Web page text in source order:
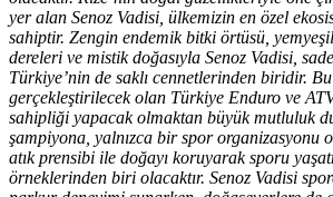
yer alan Senoz Vadisi, ülkemizin en özel
sahiptir. Zengin endemik bitki örtüsü,
dereleri ve mistik doğasıyla Senoz Vadisi,
Türkiye’nin de saklı cennetlerinden biridir.
gerçekleştirilecek olan Türkiye Enduro ve
sahipliği yapacak olmaktan büyük mutluluk
şampiyona, yalnızca bir spor organizasyonu
atık prensibi ile doğayı koruyarak sporu
örneklerinden biri olacaktır. Senoz Vadisi